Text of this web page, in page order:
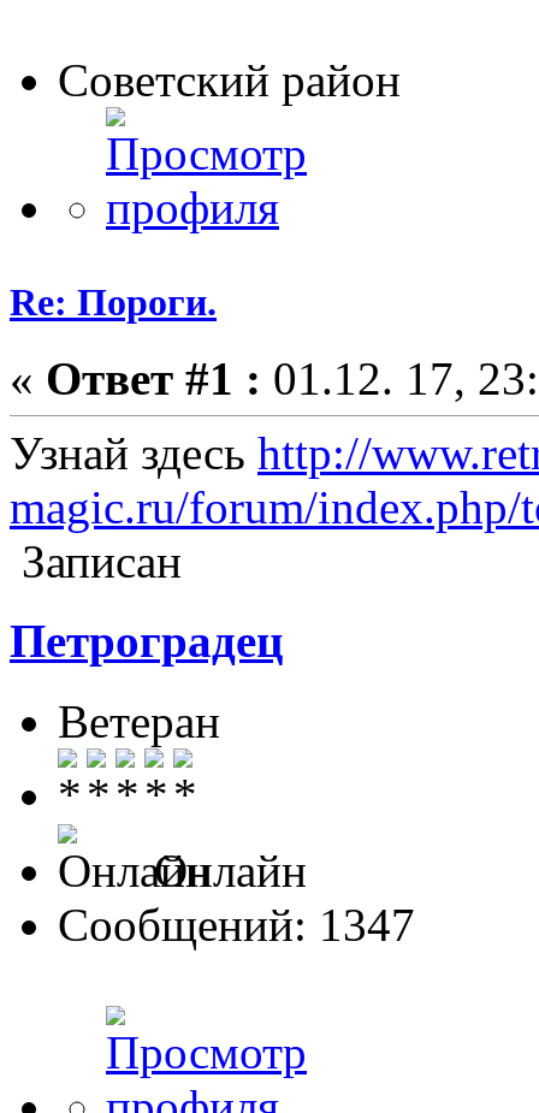
Советский район
Re: Пороги.
« Ответ #1 : 01.12. 17,
Узнай здесь http://
magic.ru/forum/
Записан
Петроградец
Ветеран
Онлайн
Сообщений: 1347